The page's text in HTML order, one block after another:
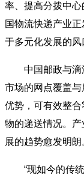
率、提高分拨中
国物流快递产业
于多元化发展的风
中国邮政与滴滴
市场的网点覆盖
优势，可有效整
物的递送情况。
展的趋势愈发明朗
“现如今的传统